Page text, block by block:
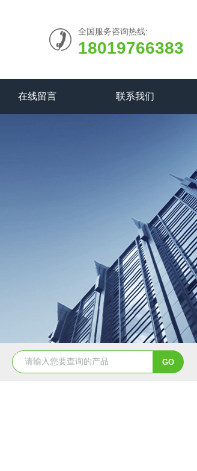
全国服务咨询热线:
18019766383
在线留言 联系我们
YSCYS-010臭氧老化试验设备